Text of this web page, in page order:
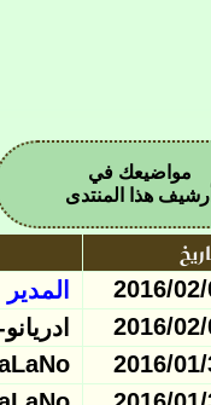
مواضيعك في
أرشيف هذا المنتدى
المدير